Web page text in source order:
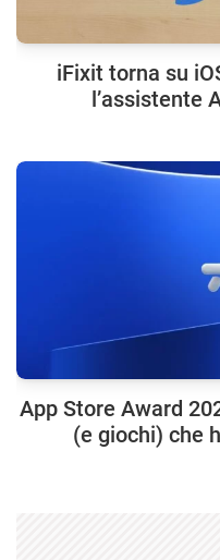
iFixit torna su
l’assistente
App Store Award
(e giochi) che